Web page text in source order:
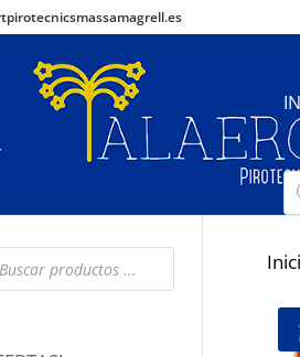
de